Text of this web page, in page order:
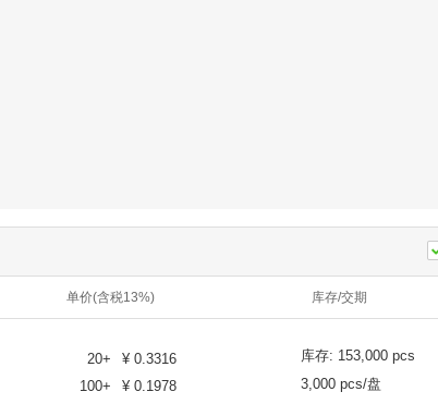
单价(含税13%) 库存/交期
20+ ¥ 0.3316
100+ ¥ 0.1978
库存: 153,000 pcs
3,000 pcs/盘